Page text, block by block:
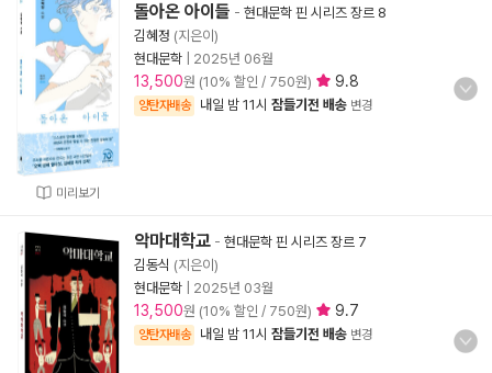
미리보기
돌아온 아이들 - 현대문학 핀 시리즈 장르 8
김혜정 (지은이)
현대문학
2025년 06월
13,500원 (10% 할인 / 750원) 9.8
양탄자배송 내일 밤 11시 잠들기전 배송 변경
악마대학교 - 현대문학 핀 시리즈 장르 7
김동식 (지은이)
현대문학
2025년 03월
13,500원 (10% 할인 / 750원) 9.7
양탄자배송 내일 밤 11시 잠들기전 배송 변경